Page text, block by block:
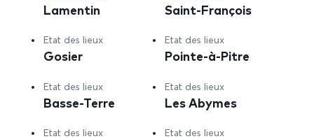
Lamentin Saint-François
Etat des lieux
Gosier
Etat des lieux
Pointe-à-Pitre
Etat des lieux
Basse-Terre
Etat des lieux
Les Abymes
Etat des lieux Etat des lieux